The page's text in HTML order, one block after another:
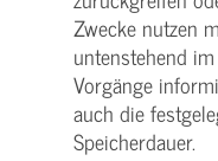
Zwecke nutzen
untenstehend
Vorgänge
auch die
Speicherdauer.